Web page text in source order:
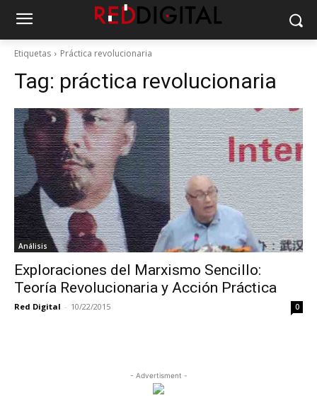
Etiquetas Práctica revolucionaria
Tag: práctica revolucionaria
Análisis
Exploraciones del Marxismo Sencillo:
Teoría Revolucionaria y Acción Práctica
Red Digital - 10/22/2015 0
- Advertisment -